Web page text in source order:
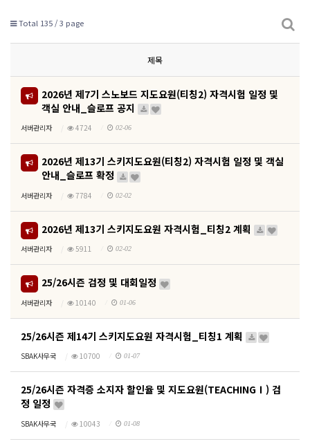
Total 135 /3 page
제목
2026년 제7기 스노보드 지도요원(티칭2) 자격시험 일정 및
객실 안내_슬로프 공지
서버관리자 4724 02-06
2026년 제13기 스키지도요원(티칭2) 자격시험 일정 및 객실
안내_슬로프 확정
서버관리자 7784 02-02
2026년 제13기 스키지도요원 자격시험_티칭2 계획
서버관리자 5911 02-02
25/26시즌 검정 및 대회일정
서버관리자 10140 01-06
25/26시즌 제14기 스키지도요원 자격시험_티칭1 계획
SBAK사무국 10700 01-07
25/26시즌 자격증 소지자 할인율 및 지도요원(TEACHINGⅠ) 검
정 일정
SBAK사무국 10043 01-08